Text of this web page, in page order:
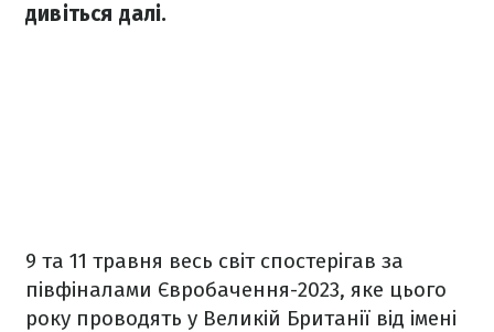
дивіться далі.
9 та 11 травня весь світ спостерігав за
півфіналами Євробачення-2023, яке цього
року проводять у Великій Британії від імені